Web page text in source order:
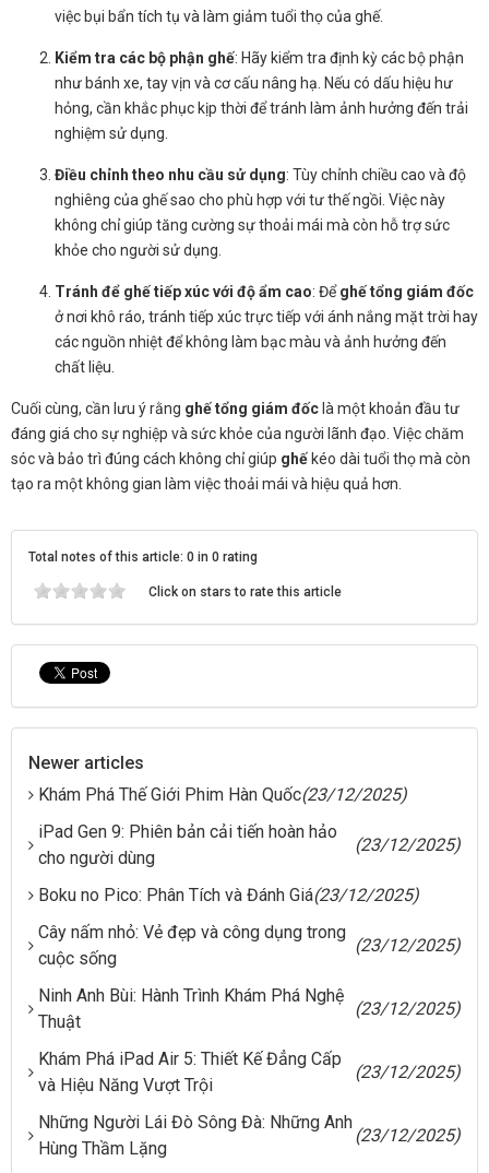
việc bụi bẩn tích tụ và làm giảm tuổi thọ của ghế.
Kiểm tra các bộ phận ghế: Hãy kiểm tra định kỳ các bộ phận
như bánh xe, tay vịn và cơ cấu nâng hạ. Nếu có dấu hiệu hư
hỏng, cần khắc phục kịp thời để tránh làm ảnh hưởng đến trải
nghiệm sử dụng.
Điều chỉnh theo nhu cầu sử dụng: Tùy chỉnh chiều cao và độ
nghiêng của ghế sao cho phù hợp với tư thế ngồi. Việc này
không chỉ giúp tăng cường sự thoải mái mà còn hỗ trợ sức
khỏe cho người sử dụng.
Tránh để ghế tiếp xúc với độ ẩm cao: Đểghế tổng giám đốc
ở nơi khô ráo, tránh tiếp xúc trực tiếp với ánh nắng mặt trời hay
các nguồn nhiệt để không làm bạc màu và ảnh hưởng đến
chất liệu.
Cuối cùng, cần lưu ý rằng ghế tổng giám đốc là một khoản đầu tư
đáng giá cho sự nghiệp và sức khỏe của người lãnh đạo. Việc chăm
sóc và bảo trì đúng cách không chỉ giúp ghế kéo dài tuổi thọ mà còn
tạo ra một không gian làm việc thoải mái và hiệu quả hơn.
Total notes of this article: 0 in 0 rating
Click on stars to rate this article
Newer articles
Khám Phá Thế Giới Phim Hàn Quốc(23/12/2025)
iPad Gen 9: Phiên bản cải tiến hoàn hảo
cho người dùng
(23/12/2025)
Boku no Pico: Phân Tích và Đánh Giá(23/12/2025)
Cây nấm nhỏ: Vẻ đẹp và công dụng trong
cuộc sống
(23/12/2025)
Ninh Anh Bùi: Hành Trình Khám Phá Nghệ
Thuật
(23/12/2025)
Khám Phá iPad Air 5: Thiết Kế Đẳng Cấp
và Hiệu Năng Vượt Trội
(23/12/2025)
Những Người Lái Đò Sông Đà: Những Anh
Hùng Thầm Lặng
(23/12/2025)